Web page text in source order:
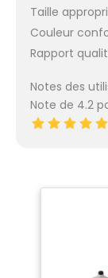
Taille
Couleur
Rapport
Notes des
Note de 4.2